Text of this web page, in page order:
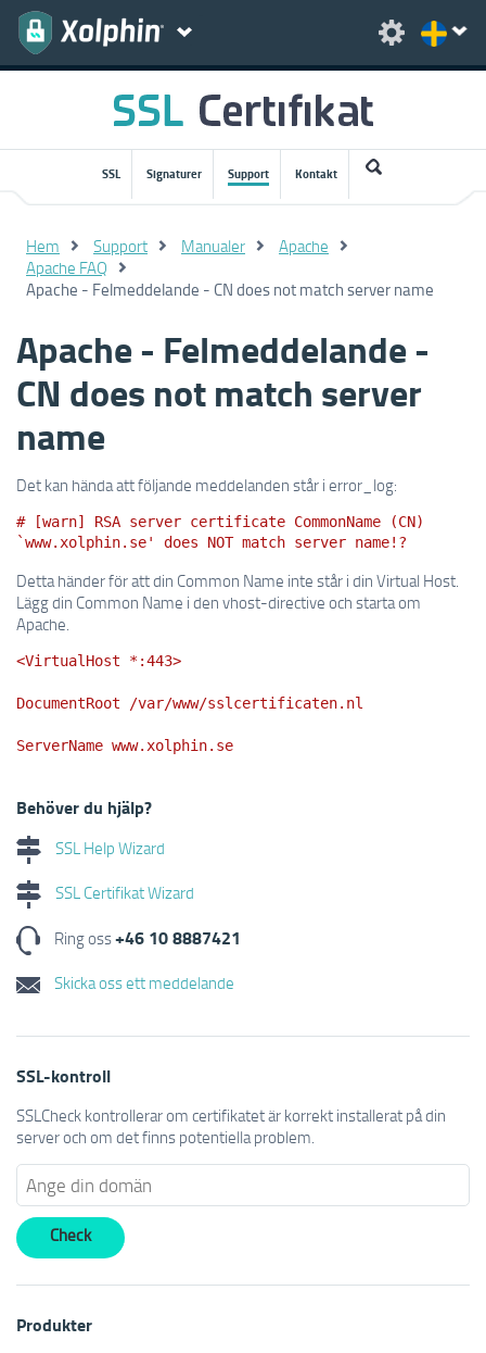
SSL Signaturer Support Kontakt
Hem Support Manualer
Apache
Apache FAQ
Apache - Felmeddelande - CN does not match server name
Apache - Felmeddelande -
CN does not match server
name
Det kan hända att följande meddelanden står i error_log:
# [warn] RSA server certificate CommonName (CN)
`www.xolphin.se' does NOT match server name!?
Detta händer för att din Common Name inte står i din Virtual Host.
Lägg din Common Name i den vhost-directive och starta om
Apache.
<VirtualHost *:443>
DocumentRoot /var/www/sslcertificaten.nl
ServerName www.xolphin.se
Behöver du hjälp?
SSL Help Wizard
SSL Certifikat Wizard
Ring oss+46 10 8887421
Skicka oss ett meddelande
SSL-kontroll
SSLCheck kontrollerar om certifikatet är korrekt installerat på din
server och om det finns potentiella problem.
Produkter